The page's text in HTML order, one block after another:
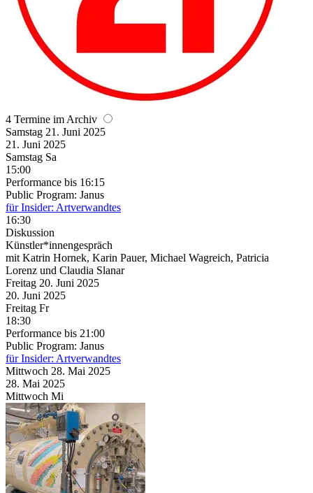
4 Termine im Archiv
Samstag 21. Juni 2025
21. Juni 2025
Samstag Sa
15:00
Performance bis 16:15
Public Program: Janus
für Insider: Artverwandtes
16:30
Diskussion
Künstler*innengespräch
mit Katrin Hornek, Karin Pauer, Michael Wagreich, Patricia
Lorenz und Claudia Slanar
Freitag 20. Juni 2025
20. Juni 2025
Freitag Fr
18:30
Performance bis 21:00
Public Program: Janus
für Insider: Artverwandtes
Mittwoch 28. Mai 2025
28. Mai 2025
Mittwoch Mi